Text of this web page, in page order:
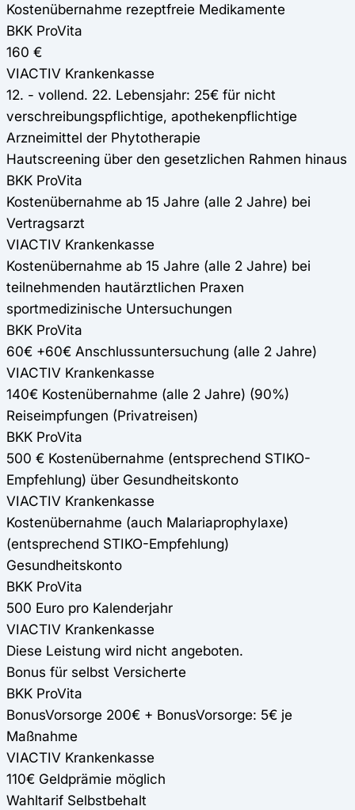
Kostenübernahme rezeptfreie Medikamente
BKK ProVita
160 €
VIACTIV Krankenkasse
12. - vollend. 22. Lebensjahr: 25€ für nicht
verschreibungspflichtige, apothekenpflichtige
Arzneimittel der Phytotherapie
Hautscreening über den gesetzlichen Rahmen hinaus
BKK ProVita
Kostenübernahme ab 15 Jahre (alle 2 Jahre) bei
Vertragsarzt
VIACTIV Krankenkasse
Kostenübernahme ab 15 Jahre (alle 2 Jahre) bei
teilnehmenden hautärztlichen Praxen
sportmedizinische Untersuchungen
BKK ProVita
60€ +60€ Anschlussuntersuchung (alle 2 Jahre)
VIACTIV Krankenkasse
140€ Kostenübernahme (alle 2 Jahre) (90%)
Reiseimpfungen (Privatreisen)
BKK ProVita
500 € Kostenübernahme (entsprechend STIKO-
Empfehlung) über Gesundheitskonto
VIACTIV Krankenkasse
Kostenübernahme (auch Malariaprophylaxe)
(entsprechend STIKO-Empfehlung)
Gesundheitskonto
BKK ProVita
500 Euro pro Kalenderjahr
VIACTIV Krankenkasse
Diese Leistung wird nicht angeboten.
Bonus für selbst Versicherte
BKK ProVita
BonusVorsorge 200€ + BonusVorsorge: 5€ je
Maßnahme
VIACTIV Krankenkasse
110€ Geldprämie möglich
Wahltarif Selbstbehalt